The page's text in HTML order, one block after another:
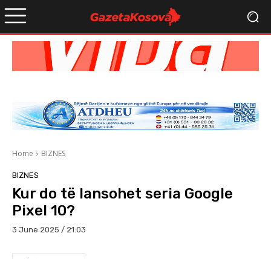
Home BIZNES
BIZNES
Kur do të lansohet seria Google
Pixel 10?
3 June 2025 / 21:03